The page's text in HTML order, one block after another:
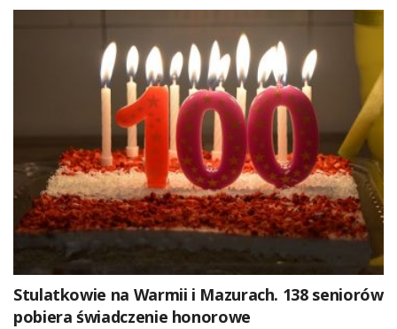
Stulatkowie na Warmii i Mazurach. 138 seniorów
pobiera świadczenie honorowe